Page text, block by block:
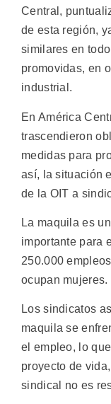
Central,
de esta región,
similares en
promovidas, en
industrial.
En América
trascendieron
medidas para
así, la situación
de la OIT a
La maquila es
importante para
250.000
ocupan mujeres.
Los sindicatos
maquila se
el empleo, lo
proyecto de
sindical no es